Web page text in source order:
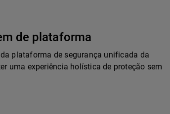
de plataforma
plataforma de segurança unificada da
uma experiência holística de proteção sem